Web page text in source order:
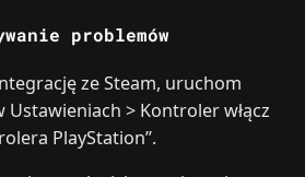
problemów
ze Steam, uruchom
Ustawieniach > Kontroler włącz
PlayStation”.